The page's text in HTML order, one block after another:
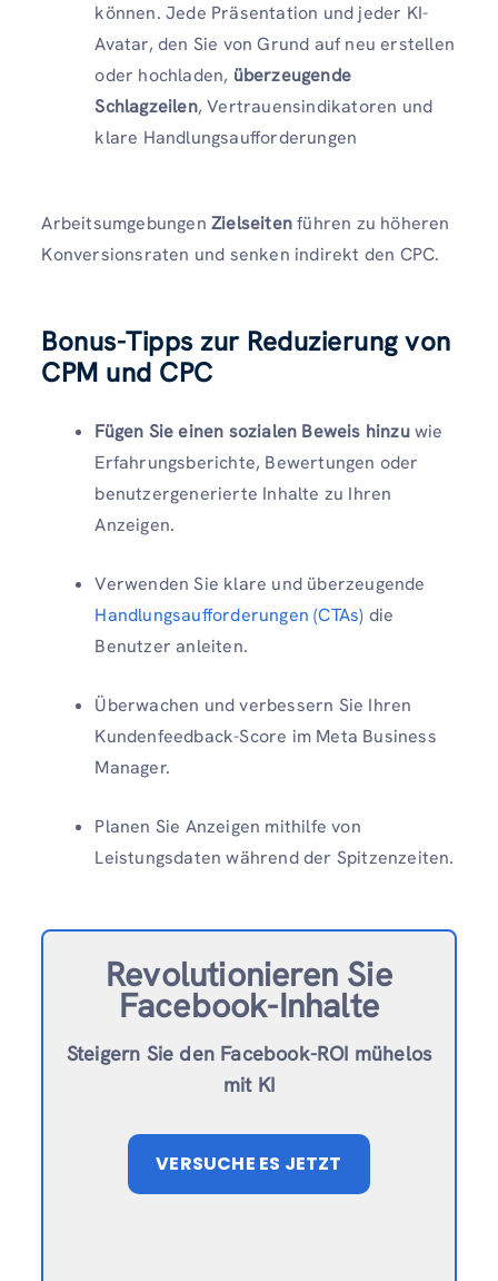
können. Jede Präsentation und jeder KI-
Avatar, den Sie von Grund auf neu erstellen
oder hochladen, überzeugende
Schlagzeilen, Vertrauensindikatoren und
klare Handlungsaufforderungen
Arbeitsumgebungen Zielseitenführen zu höheren
Konversionsraten und senken indirekt den CPC.
Bonus-Tipps zur Reduzierung von
CPM und CPC
Fügen Sie einen sozialen Beweis hinzuwie
Erfahrungsberichte, Bewertungen oder
benutzergenerierte Inhalte zu Ihren
Anzeigen.
Verwenden Sie klare und überzeugende
Handlungsaufforderungen (CTAs) die
Benutzer anleiten.
Überwachen und verbessern Sie Ihren
Kundenfeedback-Score im Meta Business
Manager.
Planen Sie Anzeigen mithilfe von
Leistungsdaten während der Spitzenzeiten.
Revolutionieren Sie
Facebook-Inhalte
Steigern Sie den Facebook-ROI mühelos
mit KI
VERSUCHE ES JETZT